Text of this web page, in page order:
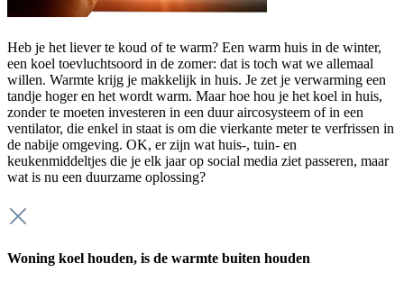
Heb je het liever te koud of te warm? Een warm huis in de winter,
een koel toevluchtsoord in de zomer: dat is toch wat we allemaal
willen. Warmte krijg je makkelijk in huis. Je zet je verwarming een
tandje hoger en het wordt warm. Maar hoe hou je het koel in huis,
zonder te moeten investeren in een duur aircosysteem of in een
ventilator, die enkel in staat is om die vierkante meter te verfrissen in
de nabije omgeving. OK, er zijn wat huis-, tuin- en
keukenmiddeltjes die je elk jaar op social media ziet passeren, maar
wat is nu een duurzame oplossing?
Woning koel houden, is de warmte buiten houden